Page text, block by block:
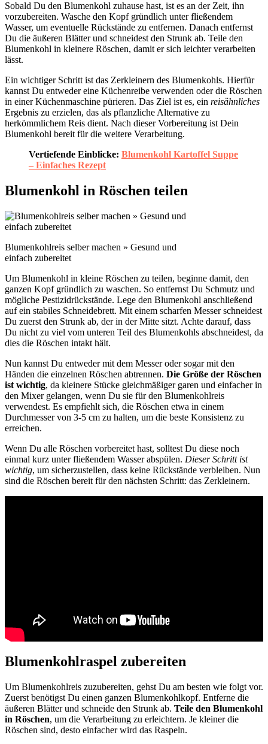
Sobald Du den Blumenkohl zuhause hast, ist es an der Zeit, ihn
vorzubereiten. Wasche den Kopf gründlich unter fließendem
Wasser, um eventuelle Rückstände zu entfernen. Danach entfernst
Du die äußeren Blätter und schneidest den Strunk ab. Teile den
Blumenkohl in kleinere Röschen, damit er sich leichter verarbeiten
lässt.
Ein wichtiger Schritt ist das Zerkleinern des Blumenkohls. Hierfür
kannst Du entweder eine Küchenreibe verwenden oder die Röschen
in einer Küchenmaschine pürieren. Das Ziel ist es, ein reisähnliches
Ergebnis zu erzielen, das als pflanzliche Alternative zu
herkömmlichem Reis dient. Nach dieser Vorbereitung ist Dein
Blumenkohl bereit für die weitere Verarbeitung.
Vertiefende Einblicke: Blumenkohl Kartoffel Suppe
– Einfaches Rezept
Blumenkohl in Röschen teilen
Blumenkohlreis selber machen » Gesund und
einfach zubereitet
Um Blumenkohl in kleine Röschen zu teilen, beginne damit, den
ganzen Kopf gründlich zu waschen. So entfernst Du Schmutz und
mögliche Pestizidrückstände. Lege den Blumenkohl anschließend
auf ein stabiles Schneidebrett. Mit einem scharfen Messer schneidest
Du zuerst den Strunk ab, der in der Mitte sitzt. Achte darauf, dass
Du nicht zu viel vom unteren Teil des Blumenkohls abschneidest, da
dies die Röschen intakt hält.
Nun kannst Du entweder mit dem Messer oder sogar mit den
Händen die einzelnen Röschen abtrennen. Die Größe der Röschen
ist wichtig, da kleinere Stücke gleichmäßiger garen und einfacher in
den Mixer gelangen, wenn Du sie für den Blumenkohlreis
verwendest. Es empfiehlt sich, die Röschen etwa in einem
Durchmesser von 3-5 cm zu halten, um die beste Konsistenz zu
erreichen.
Wenn Du alle Röschen vorbereitet hast, solltest Du diese noch
einmal kurz unter fließendem Wasser abspülen. Dieser Schritt ist
wichtig, um sicherzustellen, dass keine Rückstände verbleiben. Nun
sind die Röschen bereit für den nächsten Schritt: das Zerkleinern.
Blumenkohlraspel zubereiten
Um Blumenkohlreis zuzubereiten, gehst Du am besten wie folgt vor.
Zuerst benötigst Du einen ganzen Blumenkohlkopf. Entferne die
äußeren Blätter und schneide den Strunk ab. Teile den Blumenkohl
in Röschen, um die Verarbeitung zu erleichtern. Je kleiner die
Röschen sind, desto einfacher wird das Raspeln.